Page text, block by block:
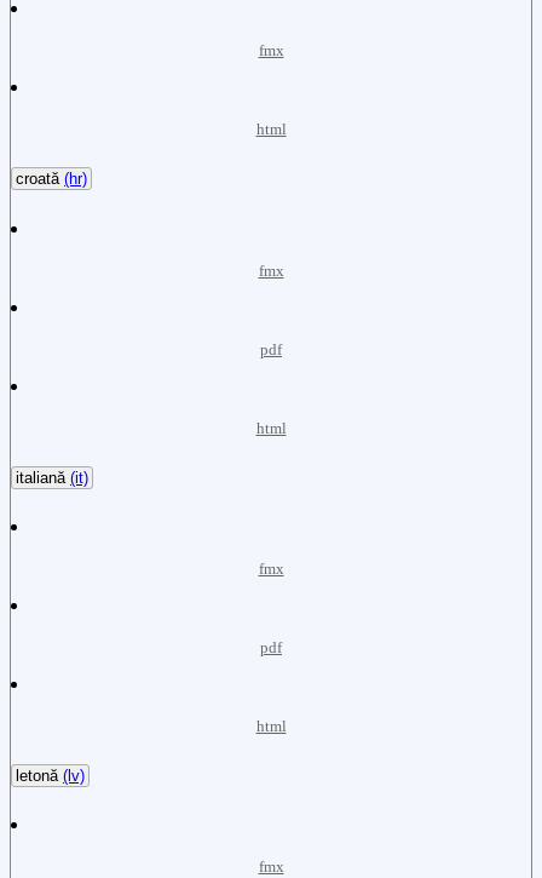
fmx
html
croată (hr)
fmx
pdf
html
italiană (it)
fmx
pdf
html
letonă (lv)
fmx